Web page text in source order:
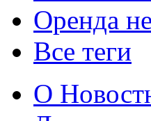
Оренда
Все теги
О